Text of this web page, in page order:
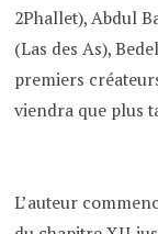
2Phallet), Abdul
(Las des As),
premiers
viendra que plus
L’auteur